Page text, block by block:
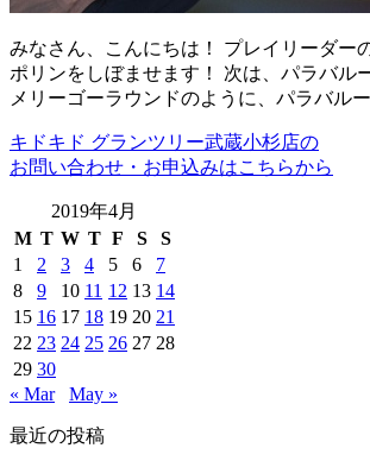
みなさん、こんにちは！ プレイリーダー
ポリンをしぼませます！ 次は、パラバル
メリーゴーラウンドのように、パラバル
キドキド グランツリー武蔵小杉店の
お問い合わせ・お申込みはこちらから
2019年4月
M T W T F S
S
1
2 3 4 5 6
7
8
9 10 11 12 13 14
15 16 17 18 19 20 21
22 23 24 25 26 27 28
29 30
« Mar
May »
最近の投稿